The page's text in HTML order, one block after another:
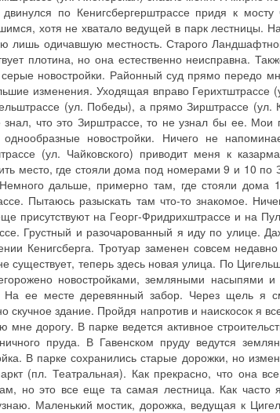
по Кенигсбергерштрассе придя к
хотя не хватало ведущей в парк лестницы.
лишь одичавшую местность. Старого
плотина, но она естественно неисправна.
новостройки. Районный суд прямо передо
изменения. Уходящая вправо
(ул. Победы), а прямо Зирштрассе (ул.
знал, что это Зирштрассе, то не узнал бы ее. Мои
однообразные новостройки. Ничего не
(ул. Чайковского) приводит меня к
место, где стояли дома под номерами 9 и 10
дальше, примерно там, где стояли дома
Пытаюсь разыскать там что-то знакомое.
присутствуют на Георг-Фридрихштрассе и на
Грустный и разочарованный я иду по улице.
Кенигсберга. Тротуар заменен совсем
существует, теперь здесь новая улица. По
новостройками, земляными насыпями
На ее месте деревянный забор. Через щель я
скучное здание. Пройдя напротив и наискосок я
мне дорогу. В парке ведется активное
пруда. В Гавенском пруду ведутся
В парке сохранились старые дорожки, но
(пл. Театральная). Как прекрасно, что она
но это все еще та самая лестница. Как
Маленький мостик, дорожка, ведущая к